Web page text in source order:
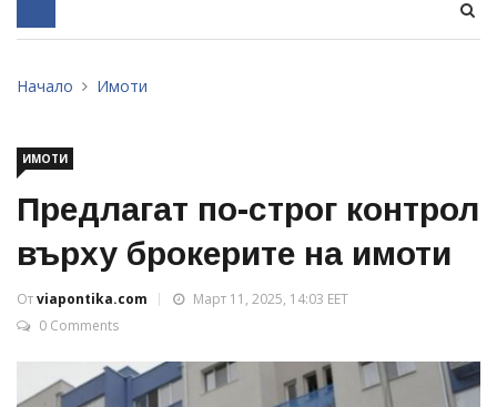
Начало Имоти
ИМОТИ
Предлагат по-строг контрол
върху брокерите на имоти
Отviapontika.com
Март 11, 2025, 14:03 EET
0 Comments